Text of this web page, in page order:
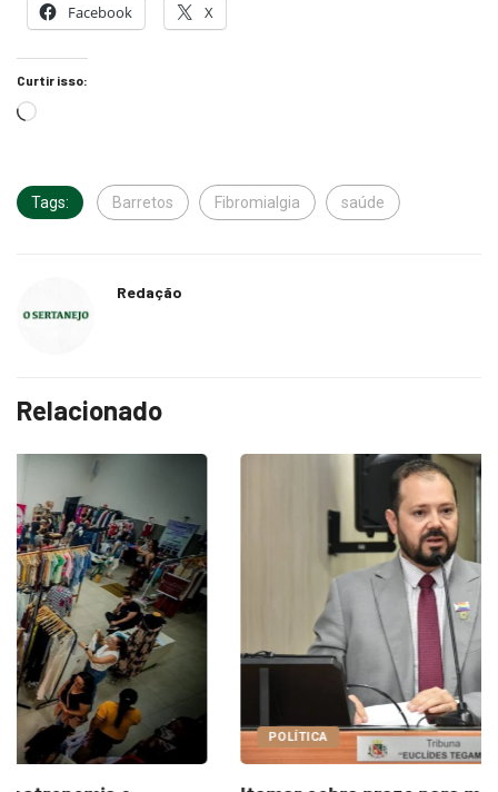
Facebook X
Curtir isso:
Tags: Barretos Fibromialgia saúde
Redação
Relacionado
POLÍTICA